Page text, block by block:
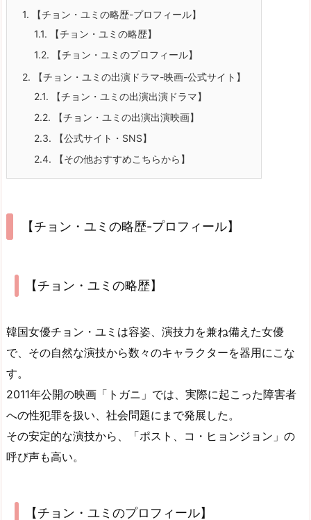
1. 【チョン・ユミの略歴-プロフィール】
1.1. 【チョン・ユミの略歴】
1.2. 【チョン・ユミのプロフィール】
2. 【チョン・ユミの出演ドラマ-映画-公式サイト】
2.1. 【チョン・ユミの出演出演ドラマ】
2.2. 【チョン・ユミの出演出演映画】
2.3. 【公式サイト・SNS】
2.4. 【その他おすすめこちらから】
【チョン・ユミの略歴-プロフィール】
【チョン・ユミの略歴】
韓国女優チョン・ユミは容姿、演技力を兼ね備えた女優
で、その自然な演技から数々のキャラクターを器用にこな
す。
2011年公開の映画「トガニ」では、実際に起こった障害者
への性犯罪を扱い、社会問題にまで発展した。
その安定的な演技から、「ポスト、コ・ヒョンジョン」の
呼び声も高い。
【チョン・ユミのプロフィール】